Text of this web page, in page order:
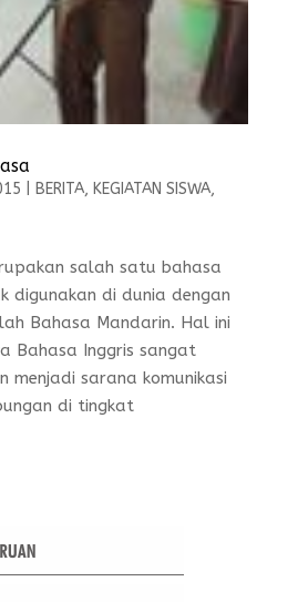
BERITA, KEGIATAN SISWA,
salah satu bahasa
digunakan di dunia dengan
Bahasa Mandarin. Hal ini
Bahasa Inggris sangat
menjadi sarana komunikasi
di tingkat